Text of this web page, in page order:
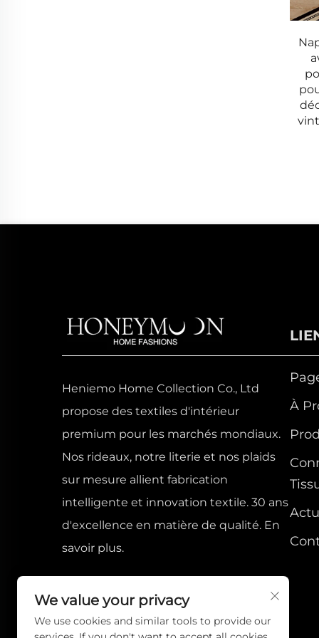
Heniemo Home Collection Co., Ltd
propose des textiles d'intérieur
premium pour les marchés mondiaux.
Nos rideaux, notre literie et nos plaids
sur mesure allient fabrication
intelligente et innovation textile. 30 ans
d'excellence en matière de qualité. En
savoir plus.
À
We value your privacy
We use cookies and similar tools to provide our